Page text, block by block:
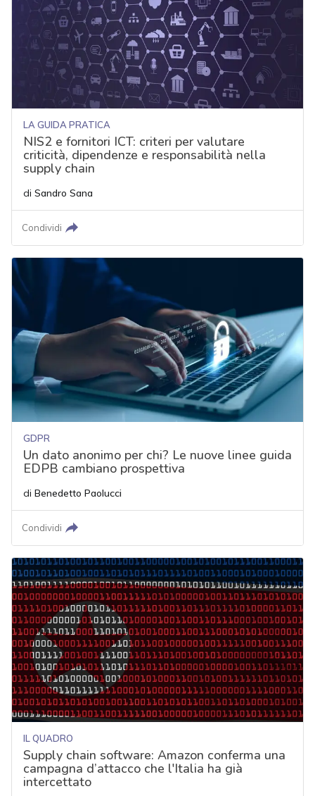
LA GUIDA PRATICA
NIS2 e fornitori ICT: criteri per valutare
criticità, dipendenze e responsabilità nella
supply chain
di Sandro Sana
Condividi
GDPR
Un dato anonimo per chi? Le nuove linee guida
EDPB cambiano prospettiva
di Benedetto Paolucci
Condividi
IL QUADRO
Supply chain software: Amazon conferma una
campagna d’attacco che l'Italia ha già
intercettato